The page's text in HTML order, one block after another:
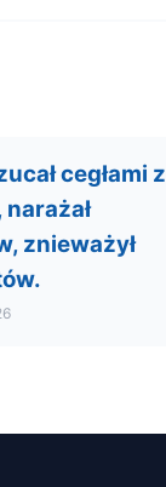
cegłami z
znieważył